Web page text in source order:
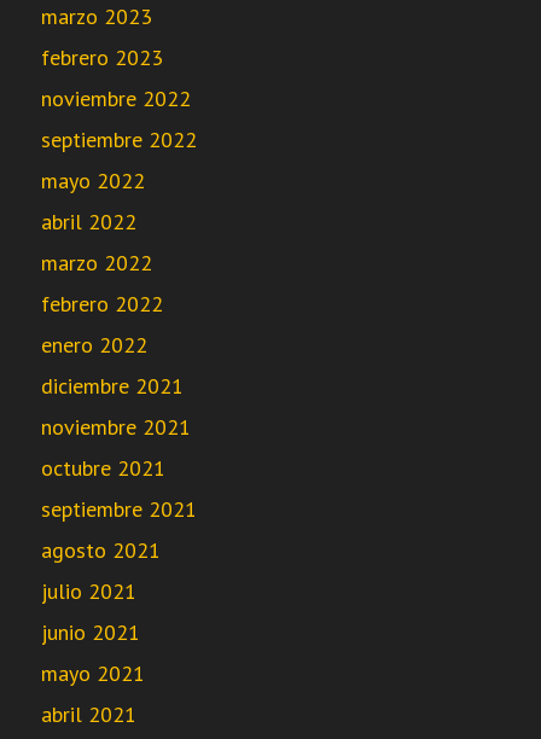
marzo 2023
febrero 2023
noviembre 2022
septiembre 2022
mayo 2022
abril 2022
marzo 2022
febrero 2022
enero 2022
diciembre 2021
noviembre 2021
octubre 2021
septiembre 2021
agosto 2021
julio 2021
junio 2021
mayo 2021
abril 2021